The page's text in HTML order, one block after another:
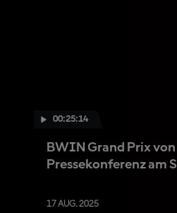
00:25:14
BWIN Grand Prix
Pressekonferenz am
17 AUG. 2025